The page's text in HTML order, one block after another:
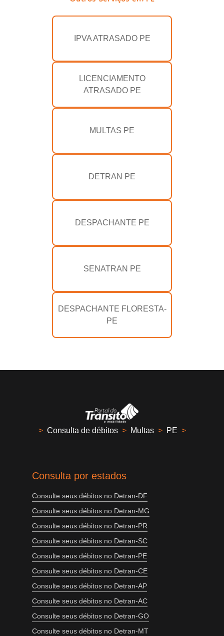
IPVA ATRASADO PE
LICENCIAMENTO
ATRASADO PE
MULTAS PE
DETRAN PE
DESPACHANTE PE
SENATRAN PE
DESPACHANTE FLORESTA-
PE
> Consulta de débitos > Multas > PE >
Consulta por estados
Consulte seus débitos no Detran-DF
Consulte seus débitos no Detran-MG
Consulte seus débitos no Detran-PR
Consulte seus débitos no Detran-SC
Consulte seus débitos no Detran-PE
Consulte seus débitos no Detran-CE
Consulte seus débitos no Detran-AP
Consulte seus débitos no Detran-AC
Consulte seus débitos no Detran-GO
Consulte seus débitos no Detran-MT